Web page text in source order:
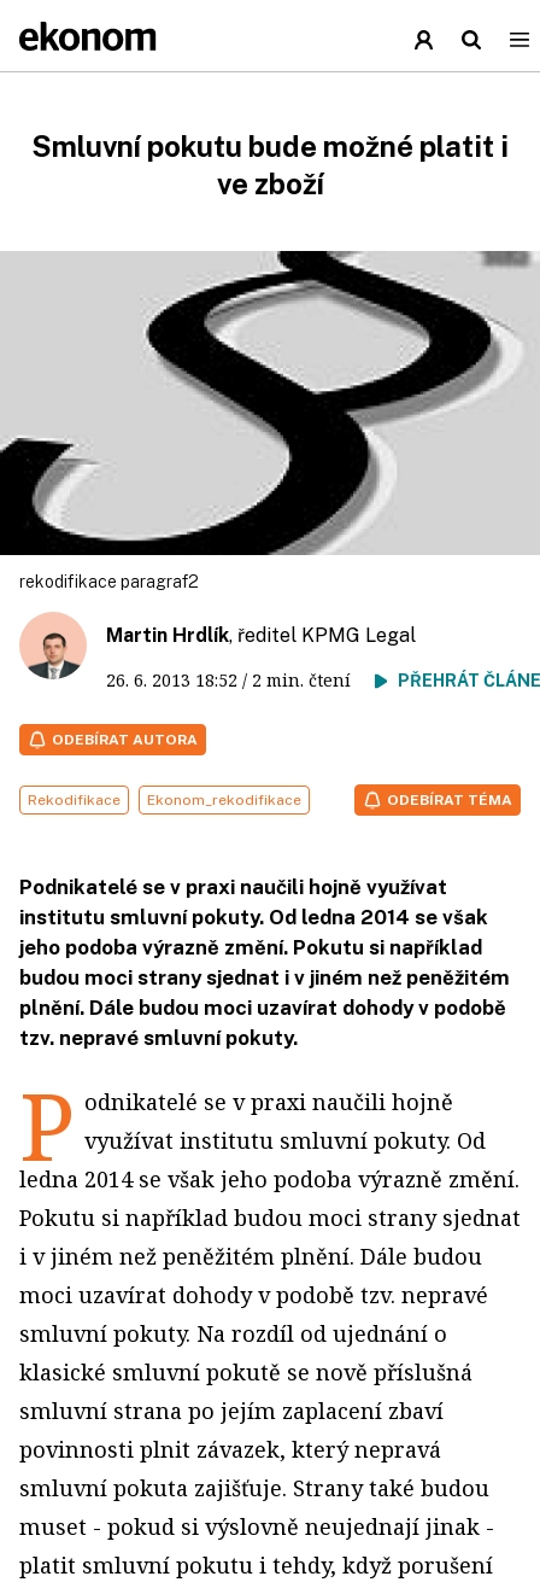
Smluvní pokutu bude možné platit i
ve zboží
rekodifikace paragraf2
Martin Hrdlík, ředitel KPMG Legal
26. 6. 2013 18:52 / 2 min. čtení PŘEHRÁT
ODEBÍRAT AUTORA
Rekodifikace Ekonom_rekodifikace ODEBÍRAT TÉMA
Podnikatelé se v praxi naučili hojně využívat
institutu smluvní pokuty. Od ledna 2014 se však
jeho podoba výrazně změní. Pokutu si například
budou moci strany sjednat i v jiném než peněžitém
plnění. Dále budou moci uzavírat dohody v podobě
tzv. nepravé smluvní pokuty.
P odnikatelé se v praxi naučili hojně
využívat institutu smluvní pokuty. Od
ledna 2014 se však jeho podoba výrazně změní.
Pokutu si například budou moci strany sjednat
i v jiném než peněžitém plnění. Dále budou
moci uzavírat dohody v podobě tzv. nepravé
smluvní pokuty. Na rozdíl od ujednání o
klasické smluvní pokutě se nově příslušná
smluvní strana po jejím zaplacení zbaví
povinnosti plnit závazek, který nepravá
smluvní pokuta zajišťuje. Strany také budou
muset - pokud si výslovně neujednají jinak -
platit smluvní pokutu i tehdy, když porušení